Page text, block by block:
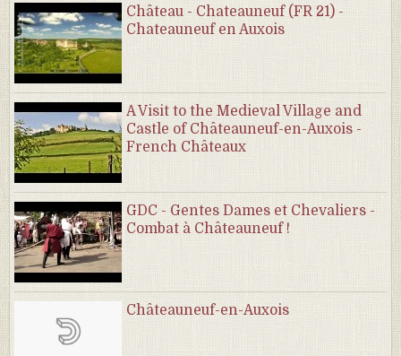
Château - Chateauneuf (FR 21) -
Chateauneuf en Auxois
A Visit to the Medieval Village and
Castle of Châteauneuf-en-Auxois -
French Châteaux
GDC - Gentes Dames et Chevaliers -
Combat à Châteauneuf !
Châteauneuf-en-Auxois